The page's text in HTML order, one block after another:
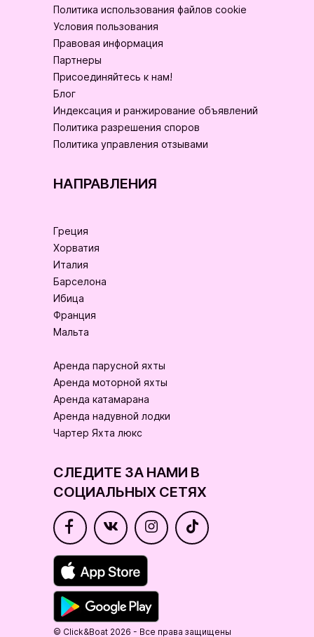
Политика использования файлов cookie
Условия пользования
Правовая информация
Партнеры
Присоединяйтесь к нам!
Блог
Индексация и ранжирование объявлений
Политика разрешения споров
Политика управления отзывами
НАПРАВЛЕНИЯ
Греция
Хорватия
Италия
Барселона
Ибица
Франция
Мальта
Аренда парусной яхты
Аренда моторной яхты
Аренда катамарана
Аренда надувной лодки
Чартер Яхта люкс
СЛЕДИТЕ ЗА НАМИ В
СОЦИАЛЬНЫХ СЕТЯХ
© Click&Boat 2026 - Все права защищены